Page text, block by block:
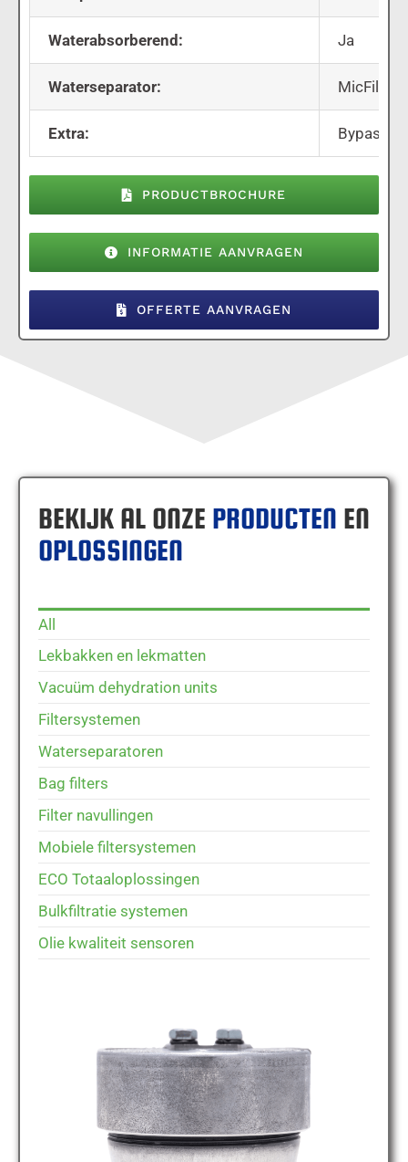
Waterabsorberend: Ja
Waterseparator: MicFil
Extra: Bypass
PRODUCTBROCHURE
INFORMATIE AANVRAGEN
OFFERTE AANVRAGEN
BEKIJK AL ONZE PRODUCTEN EN
OPLOSSINGEN
All
Lekbakken en lekmatten
Vacuüm dehydration units
Filtersystemen
Waterseparatoren
Bag filters
Filter navullingen
Mobiele filtersystemen
ECO Totaaloplossingen
Bulkfiltratie systemen
Olie kwaliteit sensoren